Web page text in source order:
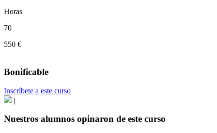
Horas
70
550 €
Bonificable
Inscríbete a este curso
|
Nuestros alumnos opinaron de este curso